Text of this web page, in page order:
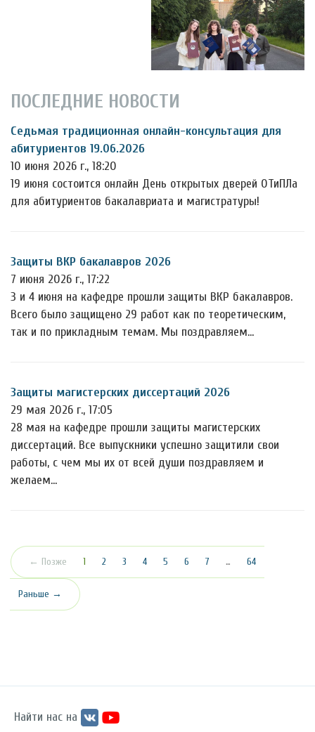
ПОСЛЕДНИЕ НОВОСТИ
Седьмая традиционная онлайн-консультация для
абитуриентов 19.06.2026
10 июня 2026 г., 18:20
19 июня состоится онлайн День открытых дверей ОТиПЛа
для абитуриентов бакалавриата и магистратуры!
Защиты ВКР бакалавров 2026
7 июня 2026 г., 17:22
3 и 4 июня на кафедре прошли защиты ВКР бакалавров.
Всего было защищено 29 работ как по теоретическим,
так и по прикладным темам. Мы поздравляем…
Защиты магистерских диссертаций 2026
29 мая 2026 г., 17:05
28 мая на кафедре прошли защиты магистерских
диссертаций. Все выпускники успешно защитили свои
работы, с чем мы их от всей души поздравляем и
желаем…
← Позже 1 (текущая)
2 3 4 5 6 7 … 64
Раньше →
Найти нас на